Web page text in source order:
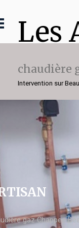
Les
chaudière
Intervention sur
gaz Chappee